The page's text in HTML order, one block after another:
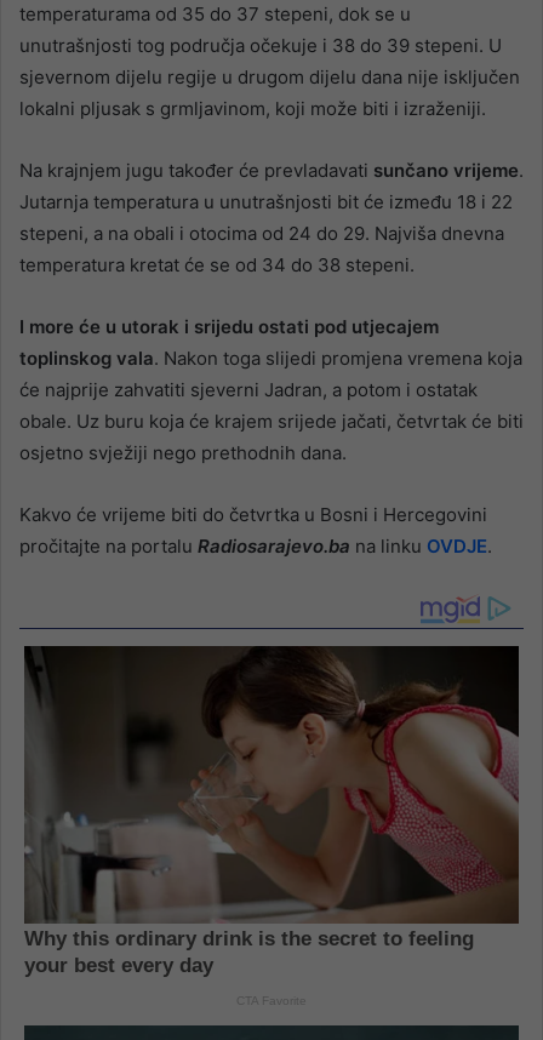
temperaturama od 35 do 37 stepeni, dok se u
unutrašnjosti tog područja očekuje i 38 do 39 stepeni. U
sjevernom dijelu regije u drugom dijelu dana nije isključen
lokalni pljusak s grmljavinom, koji može biti i izraženiji.
Na krajnjem jugu također će prevladavati sunčano vrijeme.
Jutarnja temperatura u unutrašnjosti bit će između 18 i 22
stepeni, a na obali i otocima od 24 do 29. Najviša dnevna
temperatura kretat će se od 34 do 38 stepeni.
I more će u utorak i srijedu ostati pod utjecajem
toplinskog vala. Nakon toga slijedi promjena vremena koja
će najprije zahvatiti sjeverni Jadran, a potom i ostatak
obale. Uz buru koja će krajem srijede jačati, četvrtak će biti
osjetno svježiji nego prethodnih dana.
Kakvo će vrijeme biti do četvrtka u Bosni i Hercegovini
pročitajte na portalu Radiosarajevo.ba na linku OVDJE.